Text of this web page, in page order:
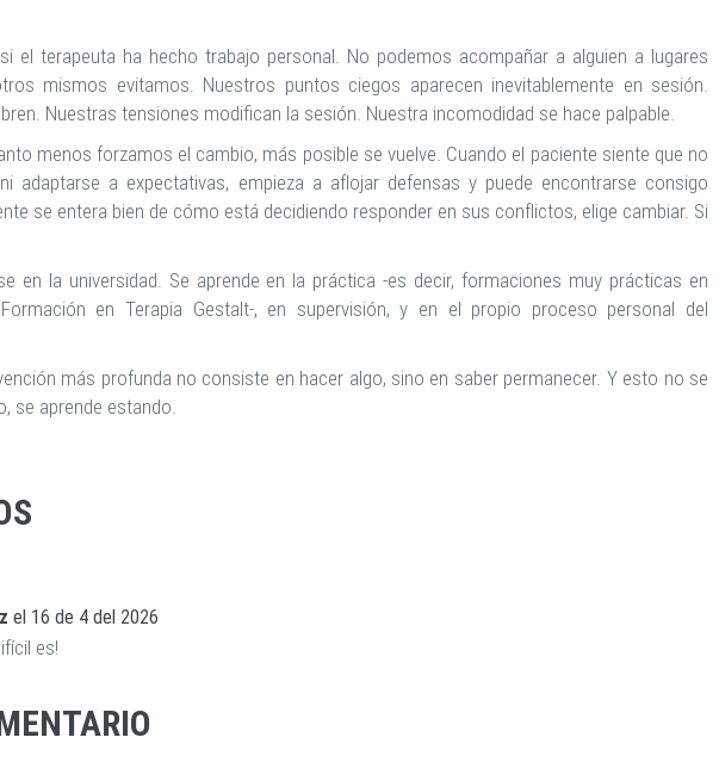
el terapeuta ha hecho trabajo personal. No podemos acompañar a alguien a lugares
mismos evitamos. Nuestros puntos ciegos aparecen inevitablemente en sesión.
Nuestras tensiones modifican la sesión. Nuestra incomodidad se hace palpable.
menos forzamos el cambio, más posible se vuelve. Cuando el paciente siente que no
adaptarse a expectativas, empieza a aflojar defensas y puede encontrarse consigo
se entera bien de cómo está decidiendo responder en sus conflictos, elige cambiar. Si
en la universidad. Se aprende en la práctica -es decir, formaciones muy prácticas en
en Terapia Gestalt-, en supervisión, y en el propio proceso personal del
más profunda no consiste en hacer algo, sino en saber permanecer. Y esto no se
se aprende estando.
el 16 de 4 del 2026
es!